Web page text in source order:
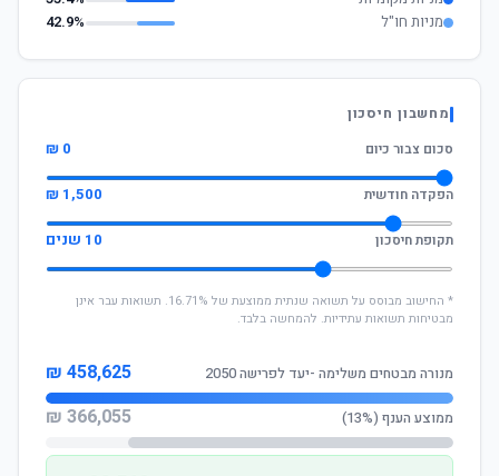
מניות חו"ל
42.9%
מחשבון חיסכון
סכום צבור כיום
0 ₪
הפקדה חודשית 1,500 ₪
תקופת חיסכון 10 שנים
* החישוב מבוסס על תשואה שנתית ממוצעת של 16.71%. תשואות עבר אינן
מבטיחות תשואות עתידיות. להמחשה בלבד.
מנורה מבטחים משלימה -יעד לפרישה 2050 458,625 ₪
ממוצע הענף (13%) 366,055 ₪